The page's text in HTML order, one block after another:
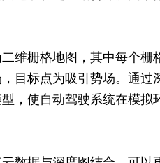
维栅格地图，其中每个栅
目标点为吸引势场。通过
，使自动驾驶系统在模